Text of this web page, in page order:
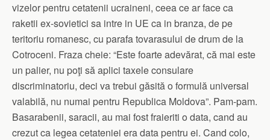
vizelor pentru cetatenii ucraineni, ceea ce ar face ca
raketii ex-sovietici sa intre in UE ca in branza, de pe
teritoriu romanesc, cu parafa tovarasului de drum de la
Cotroceni. Fraza cheie: “Este foarte adevărat, că mai este
un palier, nu poţi să aplici taxele consulare
discriminatoriu, deci va trebui găsită o formulă universal
valabilă, nu numai pentru Republica Moldova”. Pam-pam.
Basarabenii, saracii, au mai fost fraieriti o data, cand au
crezut ca legea cetateniei era data pentru ei. Cand colo,